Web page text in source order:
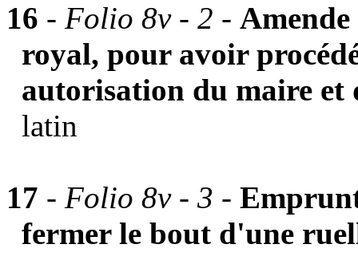
16 - Folio 8v - 2 -
royal, pour avoir
autorisation du maire et
latin
17 - Folio 8v - 3 -
fermer le bout d'une